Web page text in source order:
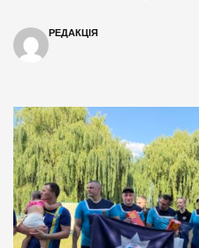
РЕДАКЦІЯ